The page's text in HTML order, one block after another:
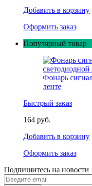
Добавить в корзину
Оформить заказ
Популярный товар
Фонарь
ленте
Быстрый заказ
164 руб.
Добавить в корзину
Оформить заказ
Подпишитесь на новости